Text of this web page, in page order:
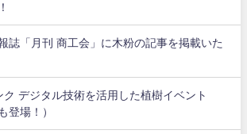
誌「月刊 商工会」に木粉の記事を掲載いた
デジタル技術を活用した植樹イベント
登場！）